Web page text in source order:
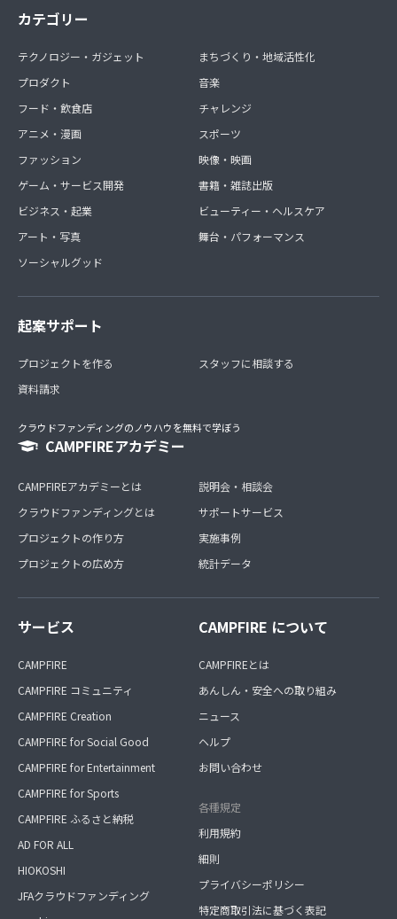
カテゴリー
テクノロジー・ガジェット
プロダクト
フード・飲食店
アニメ・漫画
ファッション
ゲーム・サービス開発
ビジネス・起業
アート・写真
ソーシャルグッド
まちづくり・地域活性化
音楽
チャレンジ
スポーツ
映像・映画
書籍・雑誌出版
ビューティー・ヘルスケア
舞台・パフォーマンス
起案サポート
プロジェクトを作る
資料請求
スタッフに相談する
クラウドファンディングのノウハウを無料で学ぼう
CAMPFIREアカデミー
CAMPFIREアカデミーとは
クラウドファンディングとは
プロジェクトの作り方
プロジェクトの広め方
説明会・相談会
サポートサービス
実施事例
統計データ
サービス
CAMPFIRE
CAMPFIRE コミュニティ
CAMPFIRE Creation
CAMPFIRE for Social Good
CAMPFIRE for Entertainment
CAMPFIRE for Sports
CAMPFIRE ふるさと納税
AD FOR ALL
HIOKOSHI
JFAクラウドファンディング
CAMPFIRE について
CAMPFIREとは
あんしん・安全への取り組み
ニュース
ヘルプ
お問い合わせ
各種規定
利用規約
細則
プライバシーポリシー
特定商取引法に基づく表記